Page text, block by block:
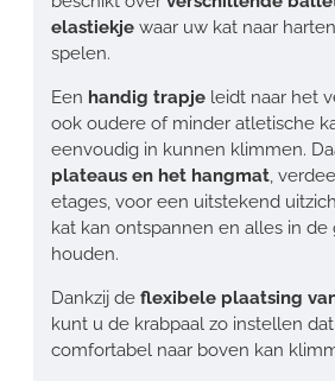
elastiekje waar uw kat naar
spelen.
Een handig trapje leidt naar het
ook oudere of minder atletische
eenvoudig in kunnen klimmen.
plateaus en het hangmat,
etages, voor een uitstekend
kat kan ontspannen en alles in de
houden.
Dankzij de flexibele plaatsing
kunt u de krabpaal zo instellen
comfortabel naar boven kan